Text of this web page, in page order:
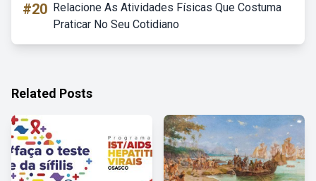
#20 Relacione As Atividades Físicas Que Costuma
Praticar No Seu Cotidiano
Related Posts